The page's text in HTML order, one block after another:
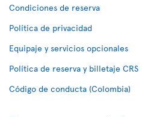
Condiciones de reserva
Política de privacidad
Equipaje y servicios opcionales
Política de reserva y billetaje CRS
Código de conducta (Colombia)